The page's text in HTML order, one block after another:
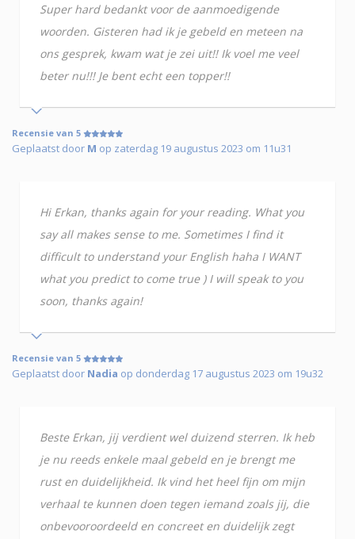
Super hard bedankt voor de aanmoedigende
woorden. Gisteren had ik je gebeld en meteen na
ons gesprek, kwam wat je zei uit!! Ik voel me veel
beter nu!!! Je bent echt een topper!!
Recensie van 5
Geplaatst door M op zaterdag 19 augustus 2023 om 11u31
Hi Erkan, thanks again for your reading. What you
say all makes sense to me. Sometimes I find it
difficult to understand your English haha I WANT
what you predict to come true ) I will speak to you
soon, thanks again!
Recensie van 5
Geplaatst door Nadia op donderdag 17 augustus 2023 om 19u32
Beste Erkan, jij verdient wel duizend sterren. Ik heb
je nu reeds enkele maal gebeld en je brengt me
rust en duidelijkheid. Ik vind het heel fijn om mijn
verhaal te kunnen doen tegen iemand zoals jij, die
onbevooroordeeld en concreet en duidelijk zegt